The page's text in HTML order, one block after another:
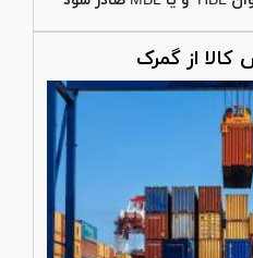
کالا از گمرک